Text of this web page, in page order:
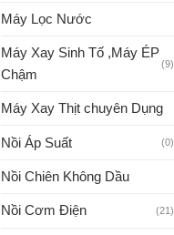
Máy Lọc Nước
Máy Xay Sinh Tố ,Máy ÉP
Chậm
(9)
Máy Xay Thịt chuyên Dụng
Nồi Áp Suất (0)
Nồi Chiên Không Dầu
Nồi Cơm Điện (21)